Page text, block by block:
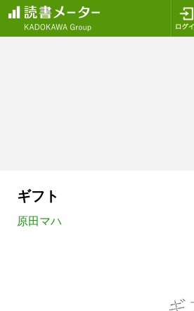
ギフト
原田マハ